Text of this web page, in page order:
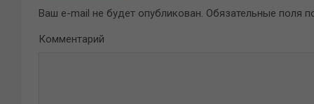
Ваш e-mail не будет опубликован. Обязательные поля
Комментарий